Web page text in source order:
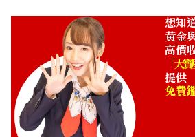
想知
黃金
高價
「大
提供
免費